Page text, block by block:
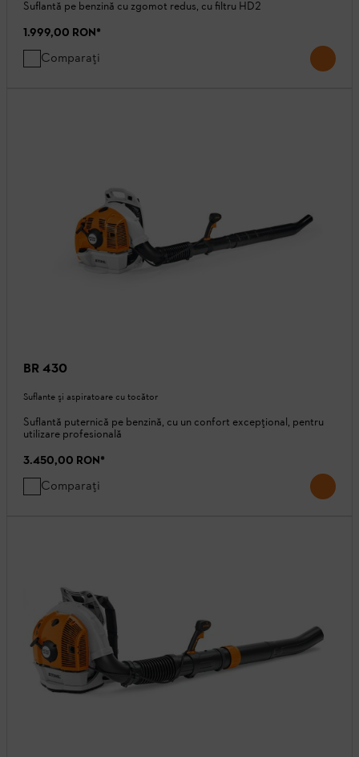
Suflantă pe benzină cu zgomot redus, cu filtru HD2
1.999,00 RON*
Comparați
BR 430
Suflante şi aspiratoare cu tocător
Suflantă puternică pe benzină, cu un confort excepțional, pentru
utilizare profesională
3.450,00 RON*
Comparați